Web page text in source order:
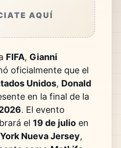
AQUÍ
FIFA, Gianni
oficialmente que el
Unidos, Donald
en la final de la
. El evento
el 19 de julioen
Nueva Jersey,